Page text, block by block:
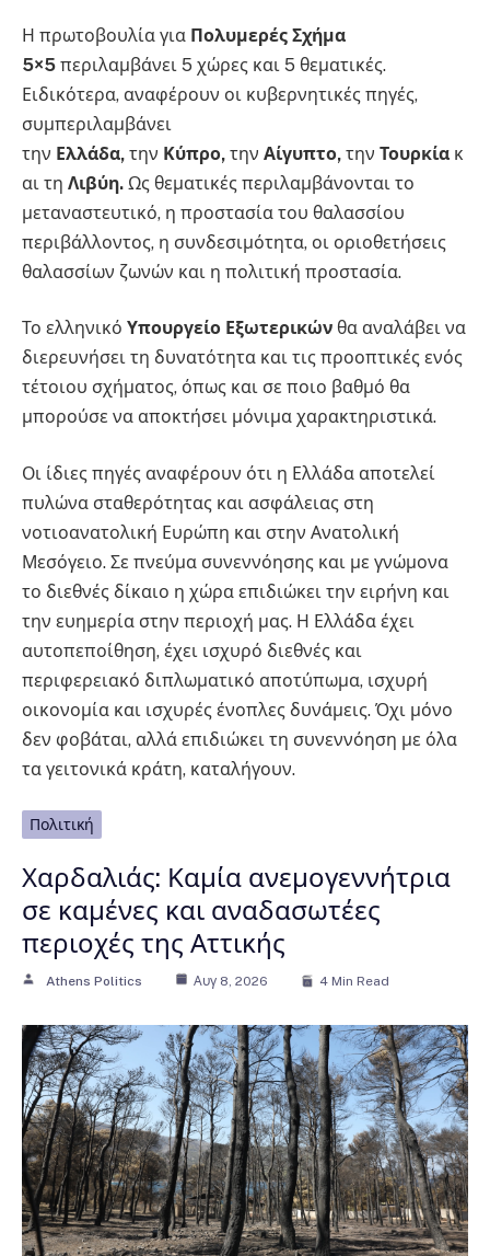
Η πρωτοβουλία για Πολυμερές Σχήμα
5×5 περιλαμβάνει 5 χώρες και 5 θεματικές.
Ειδικότερα, αναφέρουν οι κυβερνητικές πηγές,
συμπεριλαμβάνει
την Ελλάδα, την Κύπρο, την Αίγυπτο, την Τουρκία κ
αι τη Λιβύη. Ως θεματικές περιλαμβάνονται το
μεταναστευτικό, η προστασία του θαλασσίου
περιβάλλοντος, η συνδεσιμότητα, οι οριοθετήσεις
θαλασσίων ζωνών και η πολιτική προστασία.
Το ελληνικό Υπουργείο Εξωτερικών θα αναλάβει να
διερευνήσει τη δυνατότητα και τις προοπτικές ενός
τέτοιου σχήματος, όπως και σε ποιο βαθμό θα
μπορούσε να αποκτήσει μόνιμα χαρακτηριστικά.
Οι ίδιες πηγές αναφέρουν ότι η Ελλάδα αποτελεί
πυλώνα σταθερότητας και ασφάλειας στη
νοτιοανατολική Ευρώπη και στην Ανατολική
Μεσόγειο. Σε πνεύμα συνεννόησης και με γνώμονα
το διεθνές δίκαιο η χώρα επιδιώκει την ειρήνη και
την ευημερία στην περιοχή μας. Η Ελλάδα έχει
αυτοπεποίθηση, έχει ισχυρό διεθνές και
περιφερειακό διπλωματικό αποτύπωμα, ισχυρή
οικονομία και ισχυρές ένοπλες δυνάμεις. Όχι μόνο
δεν φοβάται, αλλά επιδιώκει τη συνεννόηση με όλα
τα γειτονικά κράτη, καταλήγουν.
Πολιτική
Χαρδαλιάς: Καμία ανεμογεννήτρια
σε καμένες και αναδασωτέες
περιοχές της Αττικής
Athens Politics Αυγ 8, 2026 4 Min Read